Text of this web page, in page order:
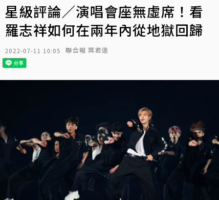
星級評論／演唱會座無虛席！看
羅志祥如何在兩年內從地獄回歸
2022-07-11 10:05 聯合報 葉君遠